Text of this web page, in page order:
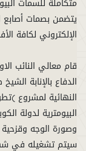
يتضمن بصمات أصابع
قام معالي النائب
الدفاع بالإنابة
النهائية لمشروع
البيومترية لدولة
وصورة الوجه وقزحية